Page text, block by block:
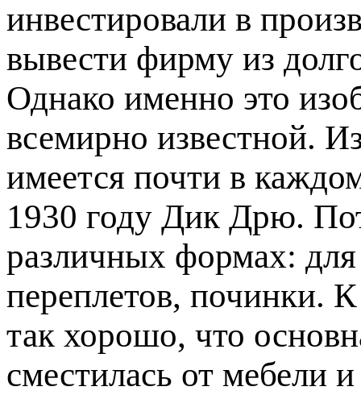
инвестировали в
вывести фирму из
Однако именно это
всемирно известной.
имеется почти в
1930 году Дик Дрю.
различных формах:
переплетов, починки.
так хорошо, что
сместилась от мебели